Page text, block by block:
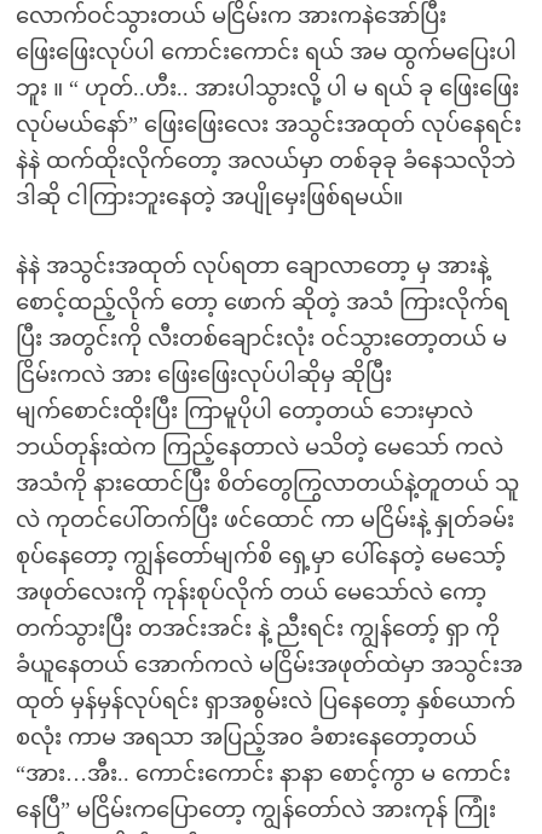
လောက်ဝင်သွားတယ် မငြိမ်းက အားကနဲအော်ပြီး
ဖြေးဖြေးလုပ်ပါ ကောင်းကောင်း ရယ် အမ ထွက်မပြေးပါ
ဘူး ။ “ ဟုတ်..ဟီး.. အားပါသွားလို့ ပါ မ ရယ် ခု ဖြေးဖြေး
လုပ်မယ်နော်” ဖြေးဖြေးလေး အသွင်းအထုတ် လုပ်နေရင်း
နဲနဲ ထက်ထိုးလိုက်တော့ အလယ်မှာ တစ်ခုခု ခံနေသလိုဘဲ
ဒါဆို ငါကြားဘူးနေတဲ့ အပျိုမှေးဖြစ်ရမယ်။
နဲနဲ အသွင်းအထုတ် လုပ်ရတာ ချောလာတော့ မှ အားနဲ့
စောင့်ထည့်လိုက် တော့ ဖောက် ဆိုတဲ့ အသံ ကြားလိုက်ရ
ပြီး အတွင်းကို လီးတစ်ချောင်းလုံး ဝင်သွားတော့တယ် မ
ငြိမ်းကလဲ အား ဖြေးဖြေးလုပ်ပါဆိုမှ ဆိုပြီး
မျက်စောင်းထိုးပြီး ကြာမူပိုပါ တော့တယ် ဘေးမှာလဲ
ဘယ်တုန်းထဲက ကြည့်နေတာလဲ မသိတဲ့ မေသော် ကလဲ
အသံကို နားထောင်ပြီး စိတ်တွေကြွလာတယ်နဲ့တူတယ် သူ
လဲ ကုတင်ပေါ်တက်ပြီး ဖင်ထောင် ကာ မငြိမ်းနဲ့ နှုတ်ခမ်း
စုပ်နေတော့ ကျွန်တော်မျက်စိ ရှေ့မှာ ပေါ်နေတဲ့ မေသော့်
အဖုတ်လေးကို ကုန်းစုပ်လိုက် တယ် မေသော်လဲ ကော့
တက်သွားပြီး တအင်းအင်း နဲ့ ညီးရင်း ကျွန်တော့် ရှာ ကို
ခံယူနေတယ် အောက်ကလဲ မငြိမ်းအဖုတ်ထဲမှာ အသွင်းအ
ထုတ် မှန်မှန်လုပ်ရင်း ရှာအစွမ်းလဲ ပြနေတော့ နှစ်ယောက်
စလုံး ကာမ အရသာ အပြည့်အ၀ ခံစားနေတော့တယ်
“အား…အီး.. ကောင်းကောင်း နာနာ စောင့်ကွာ မ ကောင်း
နေပြီ” မငြိမ်းကပြောတော့ ကျွန်တော်လဲ အားကုန် ကြုံး